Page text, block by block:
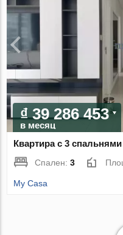
₫ 39 286 453
в месяц
Квартира с 3
Спален:3
My Casa